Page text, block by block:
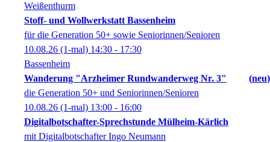
Weißenthurm
Stoff- und Wollwerkstatt Bassenheim
für die Generation 50+ sowie Seniorinnen/Senioren
10.08.26 (1-mal) 14:30 - 17:30
Bassenheim
Wanderung "Arzheimer Rundwanderweg Nr. 3"
neu
die Generation 50+ und Seniorinnen/Senioren
10.08.26 (1-mal) 13:00 - 16:00
Digitalbotschafter-Sprechstunde Mülheim-Kärlich
mit Digitalbotschafter Ingo Neumann